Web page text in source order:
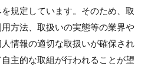
規定しています。そのため、取
方法、取扱いの実態等の業界や
情報の適切な取扱いが確保され
主的な取組が行われることが望